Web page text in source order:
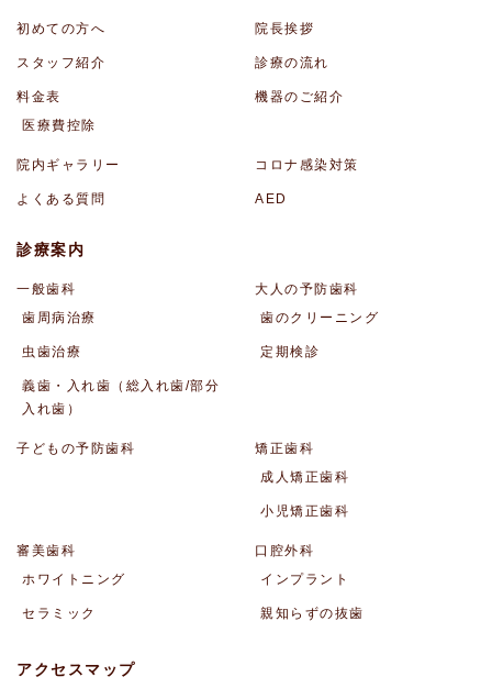
初めての方へ 院長挨拶
スタッフ紹介 診療の流れ
料金表
医療費控除
機器のご紹介
院内ギャラリー コロナ感染対策
よくある質問 AED
診療案内
一般歯科
歯周病治療
虫歯治療
義歯・入れ歯（総入れ歯/部分
入れ歯）
大人の予防歯科
歯のクリーニング
定期検診
子どもの予防歯科
矯正歯科
成人矯正歯科
小児矯正歯科
審美歯科
ホワイトニング
セラミック
口腔外科
インプラント
親知らずの抜歯
アクセスマップ